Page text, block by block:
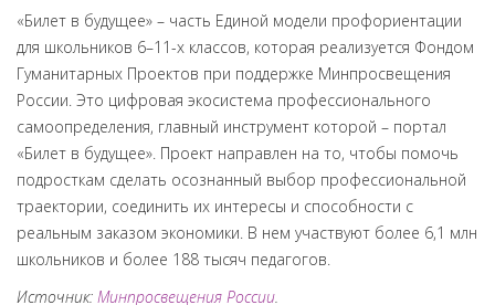
«Билет в будущее» – часть Единой модели профориентации
для школьников 6–11-х классов, которая реализуется Фондом
Гуманитарных Проектов при поддержке Минпросвещения
России. Это цифровая экосистема профессионального
самоопределения, главный инструмент которой – портал
«Билет в будущее». Проект направлен на то, чтобы помочь
подросткам сделать осознанный выбор профессиональной
траектории, соединить их интересы и способности с
реальным заказом экономики. В нем участвуют более 6,1 млн
школьников и более 188 тысяч педагогов.
​Источник: Минпросвещения России.